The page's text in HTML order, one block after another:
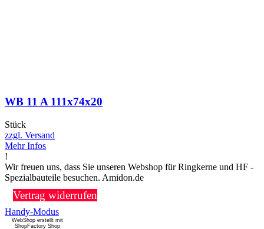
WB 11 A 111x74x20
Stück
zzgl. Versand
Mehr Infos
!
Wir freuen uns, dass Sie unseren Webshop für Ringkerne und HF -
Spezialbauteile besuchen. Amidon.de
Vertrag widerrufen
Handy-Modus
WebShop erstellt mit
ShopFactory Shop